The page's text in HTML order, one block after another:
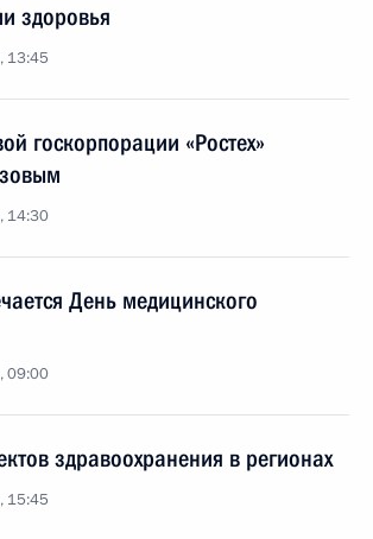
здоровья
13:45
госкорпорации «Ростех»
14:30
День медицинского
09:00
здравоохранения в регионах
15:45